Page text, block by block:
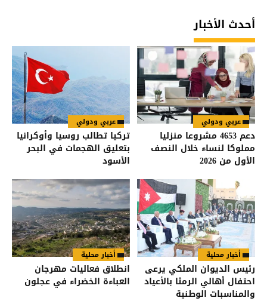
أحدث الأخبار
عربي ودولي
دعم 4653 مشروعا منزليا
مملوكا لنساء خلال النصف
الأول من 2026
عربي ودولي
تركيا تطالب روسيا وأوكرانيا
بتعليق الهجمات في البحر
الأسود
أخبار محلية
رئيس الديوان الملكي يرعى
احتفال أهالي الرمثا بالأعياد
والمناسبات الوطنية
أخبار محلية
انطلاق فعاليات مهرجان
العباءة الخضراء في عجلون